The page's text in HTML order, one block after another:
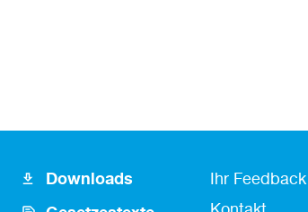
Footer
Icon
Downloads
Fusszeile
Kontakt
Ihr Feedback